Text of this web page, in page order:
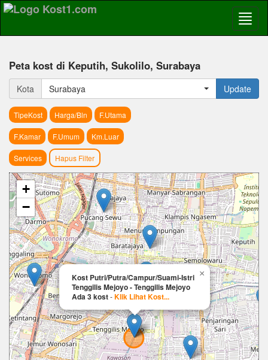
Peta kost di Keputih, Sukolilo, Surabaya
Kota Surabaya Update
TipeKost Harga/Bln F.Utama
F.Kamar F.Umum Km.Luar
Services Hapus Filter
Kost Putri/Putra/Campur/Suami-Istri
Tenggilis Mejoyo - Tenggilis Mejoyo
Ada 3 kost-Klik Lihat Kost...
×
+
−